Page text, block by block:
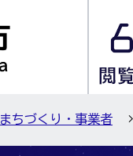
まちづくり・事業者